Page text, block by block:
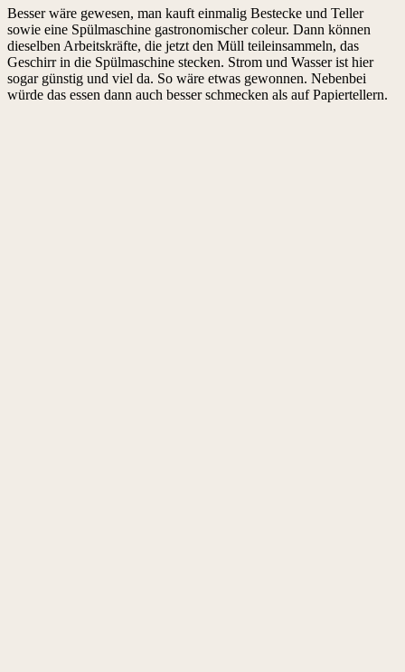
Besser wäre gewesen, man kauft einmalig Bestecke und Teller
sowie eine Spülmaschine gastronomischer coleur. Dann können
dieselben Arbeitskräfte, die jetzt den Müll teileinsammeln, das
Geschirr in die Spülmaschine stecken. Strom und Wasser ist hier
sogar günstig und viel da. So wäre etwas gewonnen. Nebenbei
würde das essen dann auch besser schmecken als auf Papiertellern.